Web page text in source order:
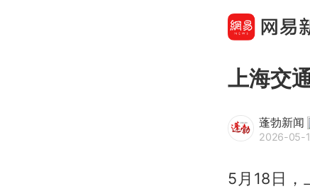
上海交
蓬勃新闻
2026-05-
5月18日，